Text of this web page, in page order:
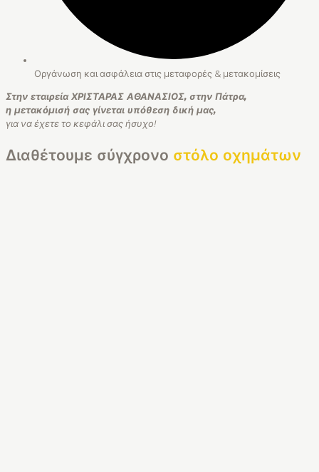
Οργάνωση και ασφάλεια στις μεταφορές & μετακομίσεις
Στην εταιρεία ΧΡΙΣΤΑΡΑΣ ΑΘΑΝΑΣΙΟΣ, στην Πάτρα,
η μετακόμισή σας γίνεται υπόθεση δική μας,
για να έχετε το κεφάλι σας ήσυχο!
Διαθέτουμε σύγχρονο στόλο οχημάτων